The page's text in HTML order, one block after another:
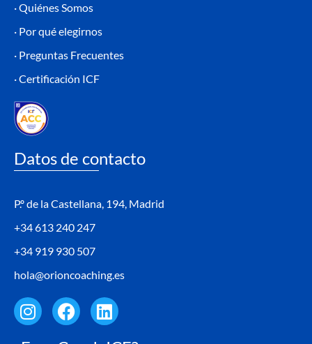
· Quiénes Somos
· Por qué elegirnos
· Preguntas Frecuentes
· Certificación ICF
Datos de contacto
P.º de la Castellana, 194, Madrid
+34 613 240 247
+34 919 930 507
hola@orioncoaching.es